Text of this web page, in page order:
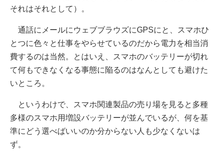
それはそれとして）。
通話にメールにウェブブラウズにGPSにと、スマホひ
とつに色々と仕事をやらせているのだから電力を相当消
費するのは当然。とはいえ、スマホのバッテリーが切れ
て何もできなくなる事態に陥るのはなんとしても避けた
いところ。
というわけで、スマホ関連製品の売り場を見ると多種
多様のスマホ用増設バッテリーが並んでいるが、何を基
準にどう選べばいいのか分からない人も少なくないは
ず。